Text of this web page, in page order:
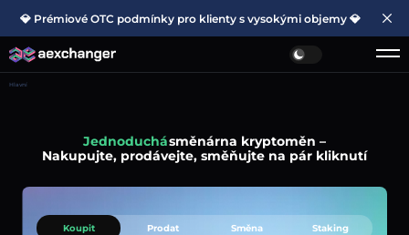
💎 Prémiové OTC podmínky pro klienty s vysokými objemy 💎
Hlavní
Jednoduchásměnárna kryptoměn –
Nakupujte, prodávejte, směňujte na pár kliknutí
Koupit Prodat Směna Staking